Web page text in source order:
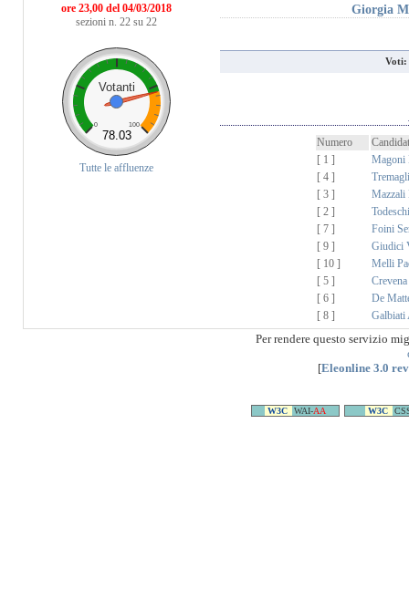
ore 23,00 del 04/03/2018
sezioni n. 22 su 22
Votanti
0 100
78.03
Tutte le affluenze
Giorgia
Numero
[ 1 ]
Magoni
[ 4 ]
[ 3 ]
Mazzali
[ 2 ]
[ 7 ]
Foini
[ 9 ]
Giudici
[ 10 ]
Melli
[ 5 ]
[ 6 ]
De
[ 8 ]
Galbiati
Per rendere questo servizio
[Eleonline 3.0
W3C WAI-AA W3C